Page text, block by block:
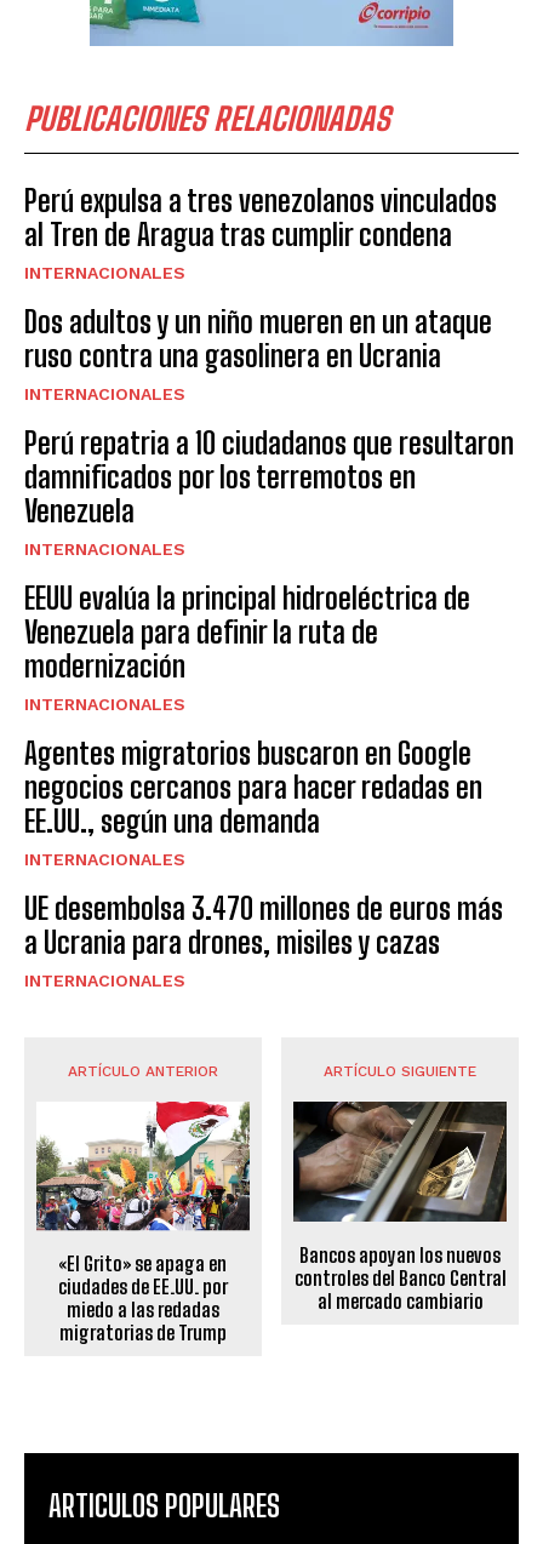
PUBLICACIONES RELACIONADAS
Perú expulsa a tres venezolanos vinculados
al Tren de Aragua tras cumplir condena
INTERNACIONALES
Dos adultos y un niño mueren en un ataque
ruso contra una gasolinera en Ucrania
INTERNACIONALES
Perú repatria a 10 ciudadanos que resultaron
damnificados por los terremotos en
Venezuela
INTERNACIONALES
EEUU evalúa la principal hidroeléctrica de
Venezuela para definir la ruta de
modernización
INTERNACIONALES
Agentes migratorios buscaron en Google
negocios cercanos para hacer redadas en
EE.UU., según una demanda
INTERNACIONALES
UE desembolsa 3.470 millones de euros más
a Ucrania para drones, misiles y cazas
INTERNACIONALES
ARTÍCULO ANTERIOR
«El Grito» se apaga en
ciudades de EE.UU. por
miedo a las redadas
migratorias de Trump
ARTÍCULO SIGUIENTE
Bancos apoyan los nuevos
controles del Banco Central
al mercado cambiario
ARTICULOS POPULARES